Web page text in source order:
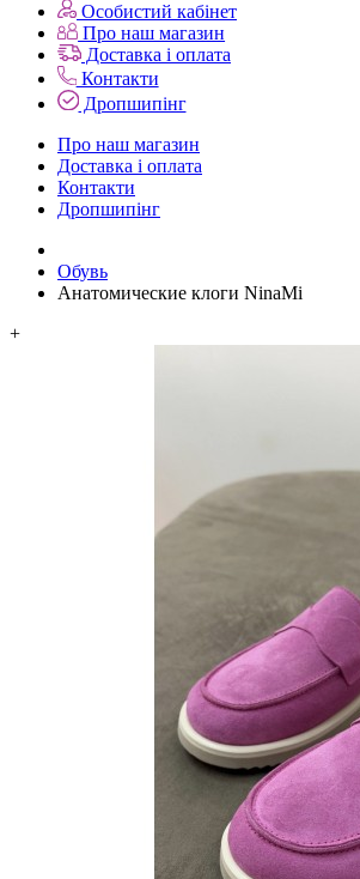
Особистий кабінет
Про наш магазин
Доставка і оплата
Контакти
Дропшипінг
Про наш магазин
Доставка і оплата
Контакти
Дропшипінг
Обувь
Анатомические клоги NinaMi
+